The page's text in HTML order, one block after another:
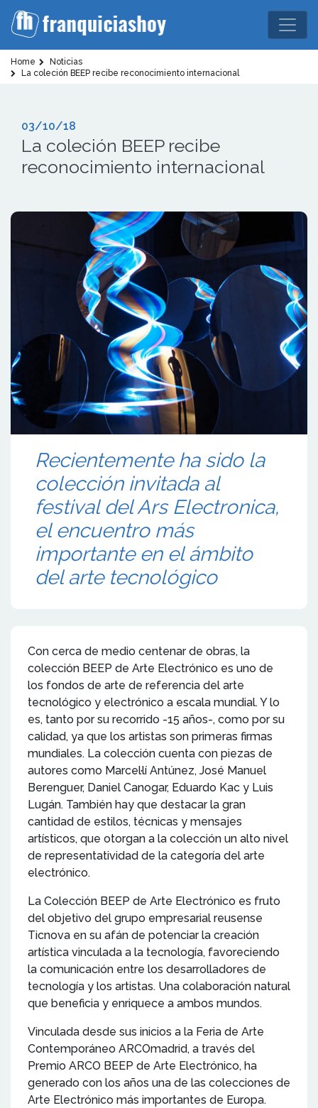
Home
Noticias
La coleción BEEP recibe reconocimiento internacional
03/10/18
La coleción BEEP recibe
reconocimiento internacional
Recientemente ha sido la
colección invitada al
festival del Ars Electronica,
el encuentro más
importante en el ámbito
del arte tecnológico
Con cerca de medio centenar de obras, la
colección BEEP de Arte Electrónico es uno de
los fondos de arte de referencia del arte
tecnológico y electrónico a escala mundial. Y lo
es, tanto por su recorrido -15 años-, como por su
calidad, ya que los artistas son primeras firmas
mundiales. La colección cuenta con piezas de
autores como Marcel·lí Antúnez, José Manuel
Berenguer, Daniel Canogar, Eduardo Kac y Luis
Lugán. También hay que destacar la gran
cantidad de estilos, técnicas y mensajes
artísticos, que otorgan a la colección un alto nivel
de representatividad de la categoría del arte
electrónico.
La Colección BEEP de Arte Electrónico es fruto
del objetivo del grupo empresarial reusense
Ticnova en su afán de potenciar la creación
artística vinculada a la tecnología, favoreciendo
la comunicación entre los desarrolladores de
tecnología y los artistas. Una colaboración natural
que beneficia y enriquece a ambos mundos.
Vinculada desde sus inicios a la Feria de Arte
Contemporáneo ARCOmadrid, a través del
Premio ARCO BEEP de Arte Electrónico, ha
generado con los años una de las colecciones de
Arte Electrónico más importantes de Europa.